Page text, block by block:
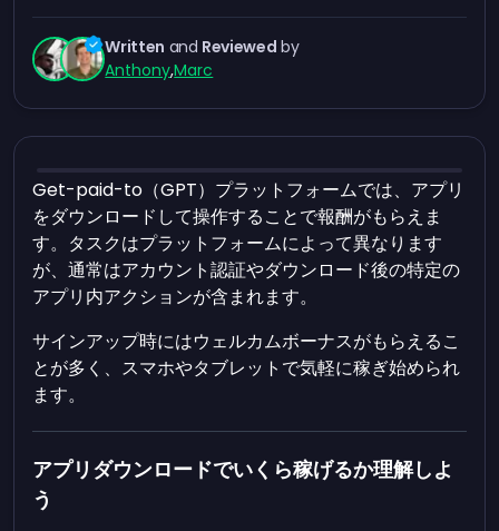
Written and Reviewed by
Anthony,Marc
Get-paid-to（GPT）プラットフォームでは、アプリ
をダウンロードして操作することで報酬がもらえま
す。タスクはプラットフォームによって異なります
が、通常はアカウント認証やダウンロード後の特定の
アプリ内アクションが含まれます。
サインアップ時にはウェルカムボーナスがもらえるこ
とが多く、スマホやタブレットで気軽に稼ぎ始められ
ます。
アプリダウンロードでいくら稼げるか理解しよ
う